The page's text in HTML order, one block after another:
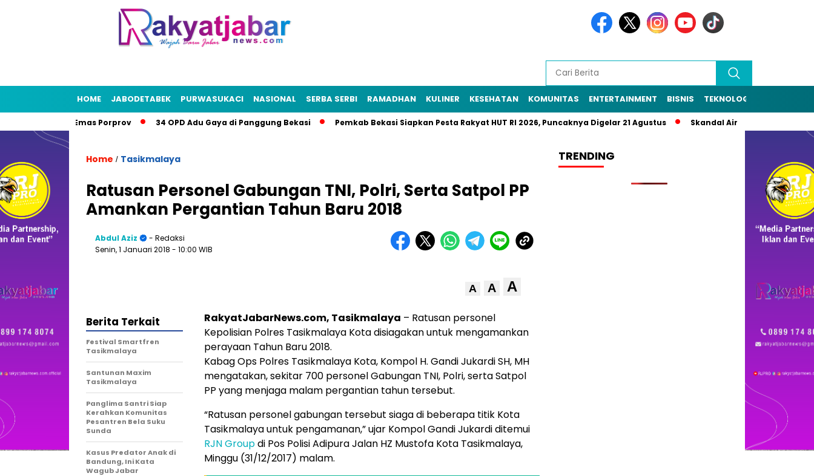
HOME JABODETABEK PURWASUKACI NASIONAL SERBA SERBI RAMADHAN KULINER KESEHATAN KOMUNITAS ENTERTAINMENT BISNIS TEKNOLOGI
Bidik Emas Porprov 34 OPD Adu Gaya di Panggung Bekasi Pemkab Bekasi Siapkan Pesta Rakyat HUT RI 2026, Puncaknya Digelar 21 Agustus Skandal Air Bersih Bekasi! 3
Home / Tasikmalaya
Ratusan Personel Gabungan TNI, Polri, Serta Satpol PP
Amankan Pergantian Tahun Baru 2018
Abdul Aziz
- Redaksi
Senin, 1 Januari 2018 - 10:00 WIB
A A A
RakyatJabarNews.com, Tasikmalaya – Ratusan personel
Kepolisian Polres Tasikmalaya Kota disiagakan untuk mengamankan
perayaan Tahun Baru 2018.
Kabag Ops Polres Tasikmalaya Kota, Kompol H. Gandi Jukardi SH, MH
mengatakan, sekitar 700 personel Gabungan TNI, Polri, serta Satpol
PP yang menjaga malam pergantian tahun tersebut.
“Ratusan personel gabungan tersebut siaga di beberapa titik Kota
Tasikmalaya untuk pengamanan,” ujar Kompol Gandi Jukardi ditemui
RJN Groupdi Pos Polisi Adipura Jalan HZ Mustofa Kota Tasikmalaya,
Minggu (31/12/2017) malam.
Berita Terkait
Festival Smartfren
Tasikmalaya
Santunan Maxim
Tasikmalaya
Panglima Santri Siap
Kerahkan Komunitas
Pesantren Bela Suku
Sunda
Kasus Predator Anak di
Bandung, Ini Kata
Wagub Jabar
TRENDING